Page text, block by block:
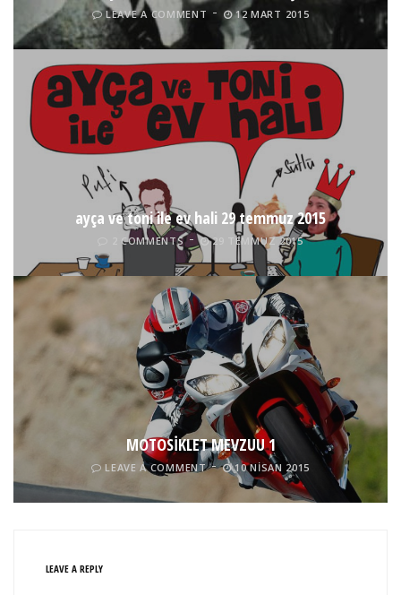
LEAVE A COMMENT 12 MART 2015
ayça ve toni ile ev hali 29 temmuz 2015
2 COMMENTS 29 TEMMUZ 2015
MOTOSİKLET MEVZUU 1
LEAVE A COMMENT 10 NISAN 2015
LEAVE A REPLY